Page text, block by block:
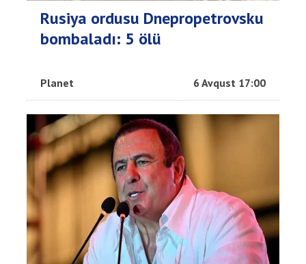
Rusiya ordusu Dnepropetrovsku
bombaladı: 5 ölü
Planet 6 Avqust 17:00